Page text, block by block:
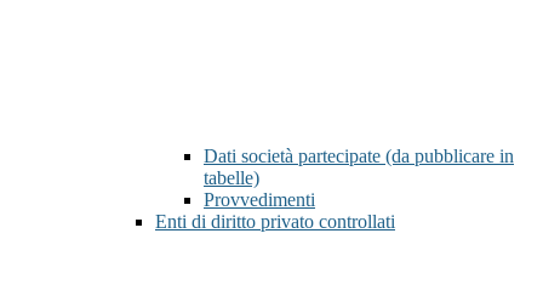
Dati società partecipate (da pubblicare in
tabelle)
Provvedimenti
Enti di diritto privato controllati